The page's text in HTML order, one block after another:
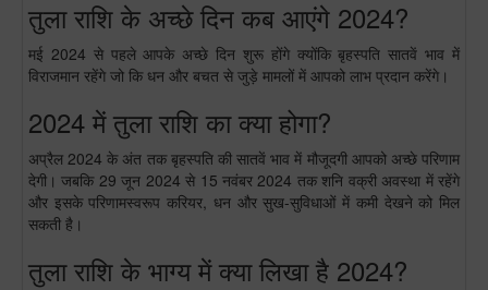
तुला राशि के अच्छे दिन कब आएंगे 2024?
मई 2024 से पहले आपके अच्छे दिन शुरू होंगे क्योंकि बृहस्पति सातवें भाव में
विराजमान रहेंगे जो कि धन और बचत से जुड़े मामलों में आपको लाभ प्रदान करेंगे।
2024 में तुला राशि का क्या होगा?
अप्रैल 2024 के अंत तक बृहस्पति की सातवें भाव में मौजूदगी आपको अच्छे परिणाम
देगी। जबकि 29 जून 2024 से 15 नवंबर 2024 तक शनि वक्री अवस्था में रहेंगे
और इसके परिणामस्वरूप करियर, धन और सुख-सुविधाओं में कमी देखने को मिल
सकती है।
तुला राशि के भाग्य में क्या लिखा है 2024?